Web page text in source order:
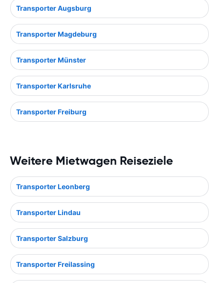
Transporter Augsburg
Transporter Magdeburg
Transporter Münster
Transporter Karlsruhe
Transporter Freiburg
Weitere Mietwagen Reiseziele
Transporter Leonberg
Transporter Lindau
Transporter Salzburg
Transporter Freilassing